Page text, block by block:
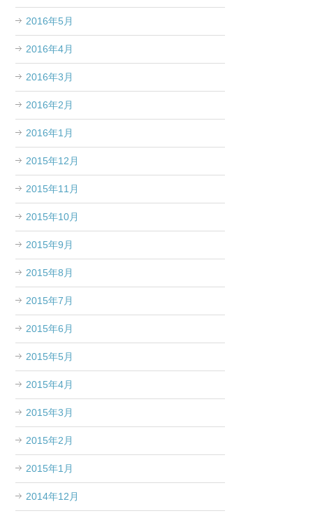
2016年5月
2016年4月
2016年3月
2016年2月
2016年1月
2015年12月
2015年11月
2015年10月
2015年9月
2015年8月
2015年7月
2015年6月
2015年5月
2015年4月
2015年3月
2015年2月
2015年1月
2014年12月